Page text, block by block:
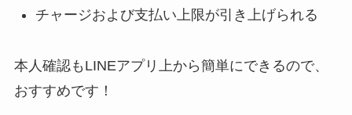
チャージおよび支払い上限が引き上げられる
本人確認もLINEアプリ上から簡単にできるので、
おすすめです！